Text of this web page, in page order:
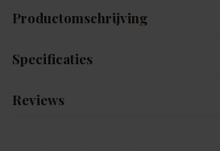
Productomschrijving
Specificaties
Reviews